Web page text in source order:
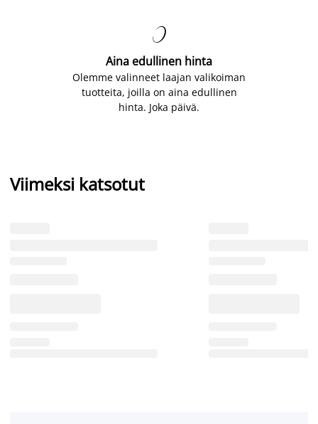

Aina edullinen hinta
Olemme valinneet laajan valikoiman
tuotteita, joilla on aina edullinen
hinta. Joka päivä.
Viimeksi katsotut